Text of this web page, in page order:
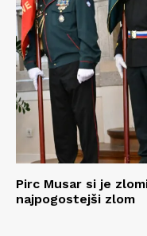
Pirc Musar si je
najpogostejši zlom